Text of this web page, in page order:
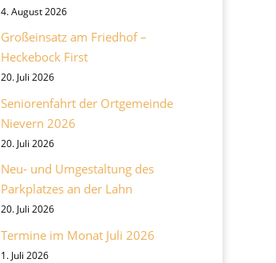
4. August 2026
Großeinsatz am Friedhof –
Heckebock First
20. Juli 2026
Seniorenfahrt der Ortgemeinde
Nievern 2026
20. Juli 2026
Neu- und Umgestaltung des
Parkplatzes an der Lahn
20. Juli 2026
Termine im Monat Juli 2026
1. Juli 2026